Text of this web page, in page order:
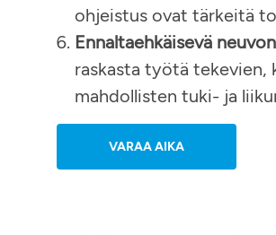
ohjeistus ovat tärkeitä
Ennaltaehkäisevä
raskasta työtä tekevien,
mahdollisten tuki- ja
VARAA AIKA